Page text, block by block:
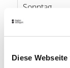
Diese
Sonntag
Lage &